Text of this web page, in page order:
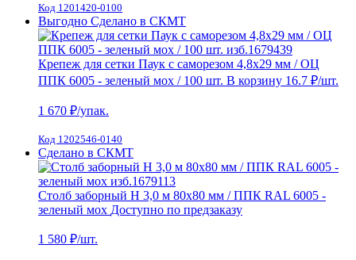
Код 1201420-0100
Выгодно Сделано в СКМТ
Крепеж для сетки Паук с саморезом 4,8х29 мм / ОЦ
ППК 6005 - зеленый мох / 100 шт. В корзину 16.7 ₽/шт.
1 670 ₽/упак.
Код 1202546-0140
Сделано в СКМТ
Столб заборный H 3,0 м 80х80 мм / ППК RAL 6005 -
зеленый мох Доступно по предзаказу
1 580 ₽/шт.